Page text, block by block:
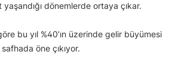
dönemlerde ortaya çıkar.
bu yıl %40’ın üzerinde gelir büyümesi
öne çıkıyor.